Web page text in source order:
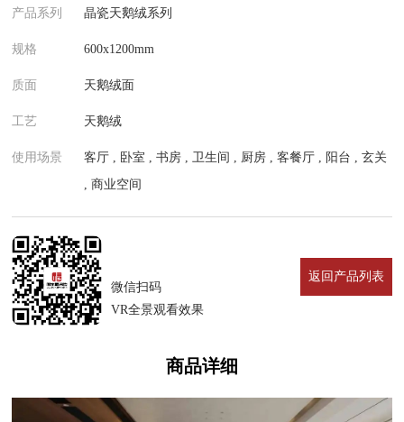
产品系列 晶瓷天鹅绒系列
规格 600x1200mm
质面 天鹅绒面
工艺 天鹅绒
使用场景
客厅 , 卧室 , 书房 , 卫生间 , 厨房 , 客餐厅 , 阳台 , 玄关
, 商业空间
微信扫码
VR全景观看效果
返回产品列表
商品详细